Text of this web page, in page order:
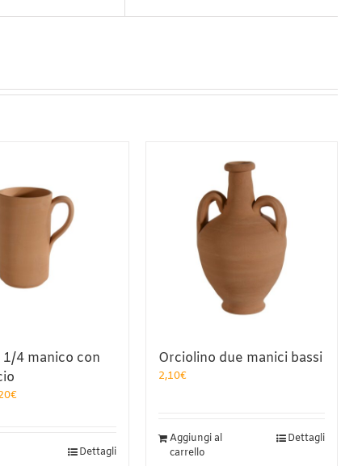
1/4 manico con
€
Dettagli
Orciolino due manici bassi
2,10€
Aggiungi al
carrello
Dettagli